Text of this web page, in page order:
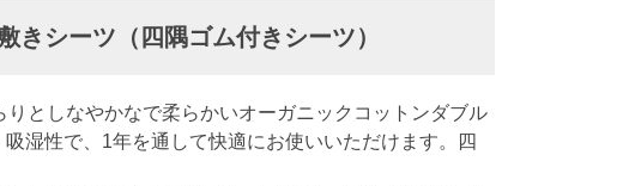
きシーツ（四隅ゴム付きシーツ）
としなやかなで柔らかいオーガニックコットンダブル
湿性で、1年を通して快適にお使いいただけます。四